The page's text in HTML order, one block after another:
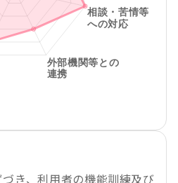
き、利用者の機能訓練及び